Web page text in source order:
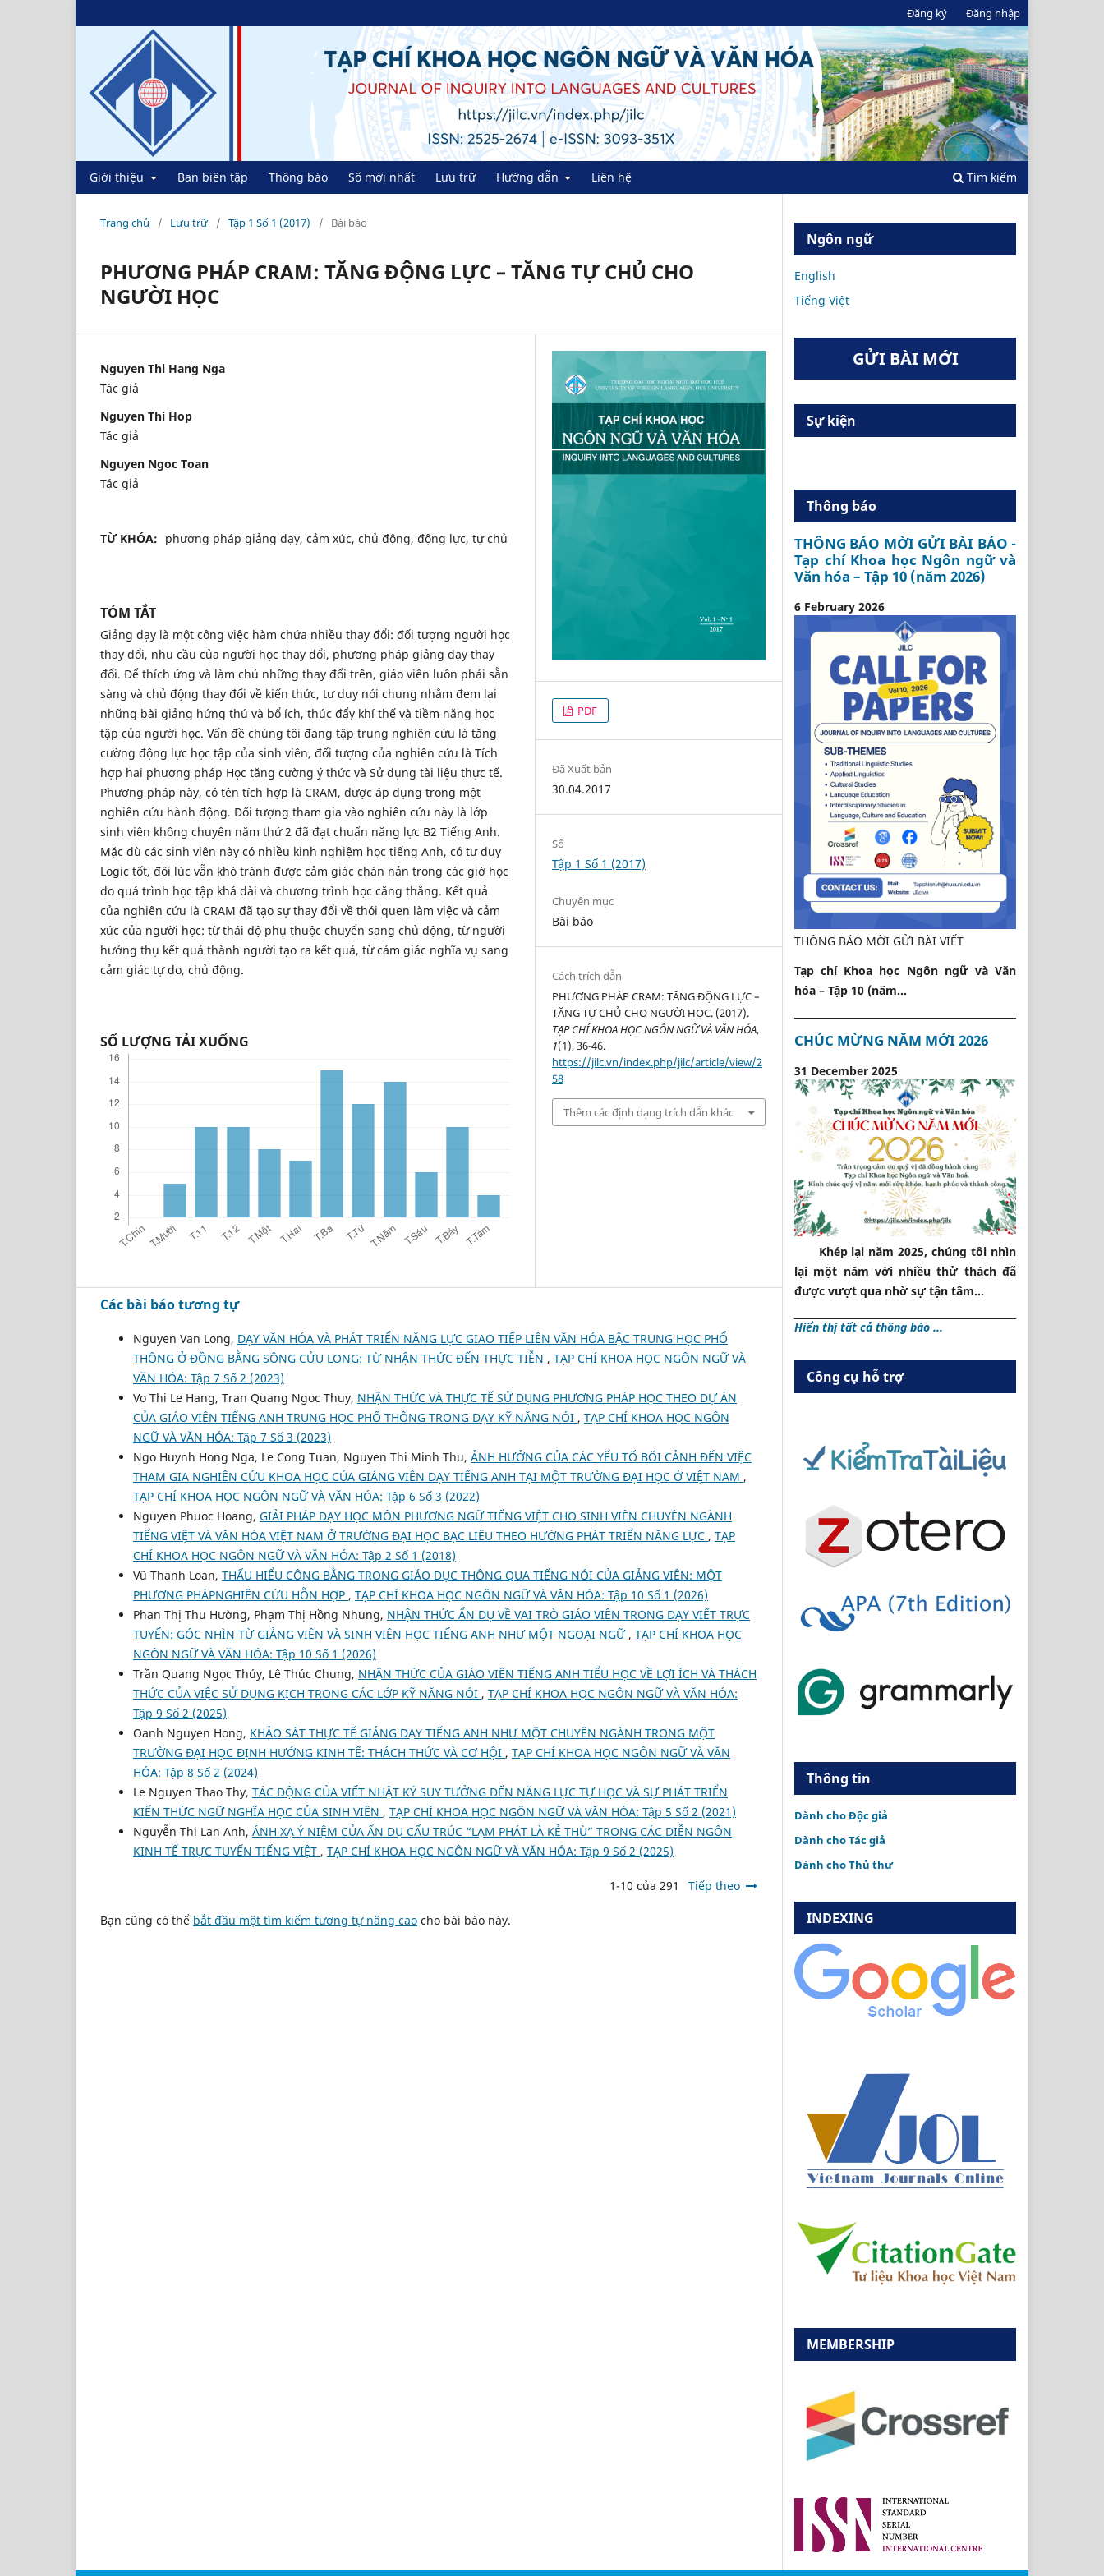
Giới thiệu Ban biên tập Thông báo Số mới nhất Lưu trữ Hướng dẫn Liên hệ Tìm kiếm
Đăng ký Đăng nhập
Trang chủ / Lưu trữ / Tập 1 Số 1 (2017) / Bài báo
PHƯƠNG PHÁP CRAM: TĂNG ĐỘNG LỰC – TĂNG TỰ CHỦ CHO
NGƯỜI HỌC
Nguyen Thi Hang Nga
Tác giả
Nguyen Thi Hop
Tác giả
Nguyen Ngoc Toan
Tác giả
TỪ KHÓA: phương pháp giảng dạy, cảm xúc, chủ động, động lực, tự chủ
TÓM TẮT
Giảng dạy là một công việc hàm chứa nhiều thay đổi: đối tượng người học
thay đổi, nhu cầu của người học thay đổi, phương pháp giảng dạy thay
đổi. Để thích ứng và làm chủ những thay đổi trên, giáo viên luôn phải sẵn
sàng và chủ động thay đổi về kiến thức, tư duy nói chung nhằm đem lại
những bài giảng hứng thú và bổ ích, thúc đẩy khí thế và tiềm năng học
tập của người học. Vấn đề chúng tôi đang tập trung nghiên cứu là tăng
cường động lực học tập của sinh viên, đối tượng của nghiên cứu là Tích
hợp hai phương pháp Học tăng cường ý thức và Sử dụng tài liệu thực tế.
Phương pháp này, có tên tích hợp là CRAM, được áp dụng trong một
nghiên cứu hành động. Đối tượng tham gia vào nghiên cứu này là lớp
sinh viên không chuyên năm thứ 2 đã đạt chuẩn năng lực B2 Tiếng Anh.
Mặc dù các sinh viên này có nhiều kinh nghiệm học tiếng Anh, có tư duy
Logic tốt, đôi lúc vẫn khó tránh được cảm giác chán nản trong các giờ học
do quá trình học tập khá dài và chương trình học căng thẳng. Kết quả
của nghiên cứu là CRAM đã tạo sự thay đổi về thói quen làm việc và cảm
xúc của người học: từ thái độ phụ thuộc chuyển sang chủ động, từ người
hưởng thụ kết quả thành người tạo ra kết quả, từ cảm giác nghĩa vụ sang
cảm giác tự do, chủ động.
SỐ LƯỢNG TẢI XUỐNG
PDF
Đã Xuất bản
30.04.2017
Số
Tập 1 Số 1 (2017)
Chuyên mục
Bài báo
Cách trích dẫn
PHƯƠNG PHÁP CRAM: TĂNG ĐỘNG LỰC –
TĂNG TỰ CHỦ CHO NGƯỜI HỌC. (2017).
TẠP CHÍ KHOA HỌC NGÔN NGỮ VÀ VĂN HÓA,
1(1), 36-46.
https://jilc.vn/index.php/jilc/article/view/2
58
Thêm các định dạng trích dẫn khác
Các bài báo tương tự
Nguyen Van Long, DẠY VĂN HÓA VÀ PHÁT TRIỂN NĂNG LỰC GIAO TIẾP LIÊN VĂN HÓA BẬC TRUNG HỌC PHỔ
THÔNG Ở ĐỒNG BẰNG SÔNG CỬU LONG: TỪ NHẬN THỨC ĐẾN THỰC TIỄN , TẠP CHÍ KHOA HỌC NGÔN NGỮ VÀ
VĂN HÓA: Tập 7 Số 2 (2023)
Vo Thi Le Hang, Tran Quang Ngoc Thuy, NHẬN THỨC VÀ THỰC TẾ SỬ DỤNG PHƯƠNG PHÁP HỌC THEO DỰ ÁN
CỦA GIÁO VIÊN TIẾNG ANH TRUNG HỌC PHỔ THÔNG TRONG DẠY KỸ NĂNG NÓI , TẠP CHÍ KHOA HỌC NGÔN
NGỮ VÀ VĂN HÓA: Tập 7 Số 3 (2023)
Ngo Huynh Hong Nga, Le Cong Tuan, Nguyen Thi Minh Thu, ẢNH HƯỞNG CỦA CÁC YẾU TỐ BỐI CẢNH ĐẾN VIỆC
THAM GIA NGHIÊN CỨU KHOA HỌC CỦA GIẢNG VIÊN DẠY TIẾNG ANH TẠI MỘT TRƯỜNG ĐẠI HỌC Ở VIỆT NAM ,
TẠP CHÍ KHOA HỌC NGÔN NGỮ VÀ VĂN HÓA: Tập 6 Số 3 (2022)
Nguyen Phuoc Hoang, GIẢI PHÁP DẠY HỌC MÔN PHƯƠNG NGỮ TIẾNG VIỆT CHO SINH VIÊN CHUYÊN NGÀNH
TIẾNG VIỆT VÀ VĂN HÓA VIỆT NAM Ở TRƯỜNG ĐẠI HỌC BẠC LIÊU THEO HƯỚNG PHÁT TRIỂN NĂNG LỰC , TẠP
CHÍ KHOA HỌC NGÔN NGỮ VÀ VĂN HÓA: Tập 2 Số 1 (2018)
Vũ Thanh Loan, THẤU HIỂU CÔNG BẰNG TRONG GIÁO DỤC THÔNG QUA TIẾNG NÓI CỦA GIẢNG VIÊN: MỘT
PHƯƠNG PHÁPNGHIÊN CỨU HỖN HỢP , TẠP CHÍ KHOA HỌC NGÔN NGỮ VÀ VĂN HÓA: Tập 10 Số 1 (2026)
Phan Thị Thu Hường, Phạm Thị Hồng Nhung, NHẬN THỨC ẨN DỤ VỀ VAI TRÒ GIÁO VIÊN TRONG DẠY VIẾT TRỰC
TUYẾN: GÓC NHÌN TỪ GIẢNG VIÊN VÀ SINH VIÊN HỌC TIẾNG ANH NHƯ MỘT NGOẠI NGỮ , TẠP CHÍ KHOA HỌC
NGÔN NGỮ VÀ VĂN HÓA: Tập 10 Số 1 (2026)
Trần Quang Ngọc Thúy, Lê Thúc Chung, NHẬN THỨC CỦA GIÁO VIÊN TIẾNG ANH TIỂU HỌC VỀ LỢI ÍCH VÀ THÁCH
THỨC CỦA VIỆC SỬ DỤNG KỊCH TRONG CÁC LỚP KỸ NĂNG NÓI , TẠP CHÍ KHOA HỌC NGÔN NGỮ VÀ VĂN HÓA:
Tập 9 Số 2 (2025)
Oanh Nguyen Hong, KHẢO SÁT THỰC TẾ GIẢNG DẠY TIẾNG ANH NHƯ MỘT CHUYÊN NGÀNH TRONG MỘT
TRƯỜNG ĐẠI HỌC ĐỊNH HƯỚNG KINH TẾ: THÁCH THỨC VÀ CƠ HỘI , TẠP CHÍ KHOA HỌC NGÔN NGỮ VÀ VĂN
HÓA: Tập 8 Số 2 (2024)
Le Nguyen Thao Thy, TÁC ĐỘNG CỦA VIẾT NHẬT KÝ SUY TƯỞNG ĐẾN NĂNG LỰC TỰ HỌC VÀ SỰ PHÁT TRIỂN
KIẾN THỨC NGỮ NGHĨA HỌC CỦA SINH VIÊN , TẠP CHÍ KHOA HỌC NGÔN NGỮ VÀ VĂN HÓA: Tập 5 Số 2 (2021)
Nguyễn Thị Lan Anh, ÁNH XẠ Ý NIỆM CỦA ẨN DỤ CẤU TRÚC “LẠM PHÁT LÀ KẺ THÙ” TRONG CÁC DIỄN NGÔN
KINH TẾ TRỰC TUYẾN TIẾNG VIỆT , TẠP CHÍ KHOA HỌC NGÔN NGỮ VÀ VĂN HÓA: Tập 9 Số 2 (2025)
1-10 của 291 Tiếp theo
Bạn cũng có thể bắt đầu một tìm kiếm tương tự nâng cao cho bài báo này.
Ngôn ngữ
English
Tiếng Việt
GỬI BÀI MỚI
Sự kiện
Thông báo
THÔNG BÁO MỜI GỬI BÀI BÁO -
Tạp chí Khoa học Ngôn ngữ và
Văn hóa – Tập 10 (năm 2026)
6 February 2026
THÔNG BÁO MỜI GỬI BÀI VIẾT
Tạp chí Khoa học Ngôn ngữ và Văn
hóa – Tập 10 (năm...
CHÚC MỪNG NĂM MỚI 2026
31 December 2025
Khép lại năm 2025, chúng tôi nhìn
lại một năm với nhiều thử thách đã
được vượt qua nhờ sự tận tâm...
Hiển thị tất cả thông báo ...
Công cụ hỗ trợ
Thông tin
Dành cho Độc giả
Dành cho Tác giả
Dành cho Thủ thư
INDEXING
MEMBERSHIP